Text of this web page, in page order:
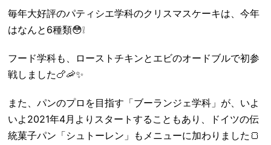
毎年大好評のパティシエ学科のクリスマスケーキは、今年
はなんと6種類😳❕
フード学科も、ローストチキンとエビのオードブルで初参
戦しました🍗🦐✨
また、パンのプロを目指す「ブーランジェ学科」が、いよ
いよ2021年4月よりスタートすることもあり、ドイツの伝
統菓子パン「シュトーレン」もメニューに加わりました🍞